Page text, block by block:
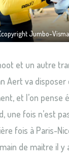
Jumbo-
et un autre
Aert va
et l’on
une fois n’est
fois à Paris-
de maitre il y